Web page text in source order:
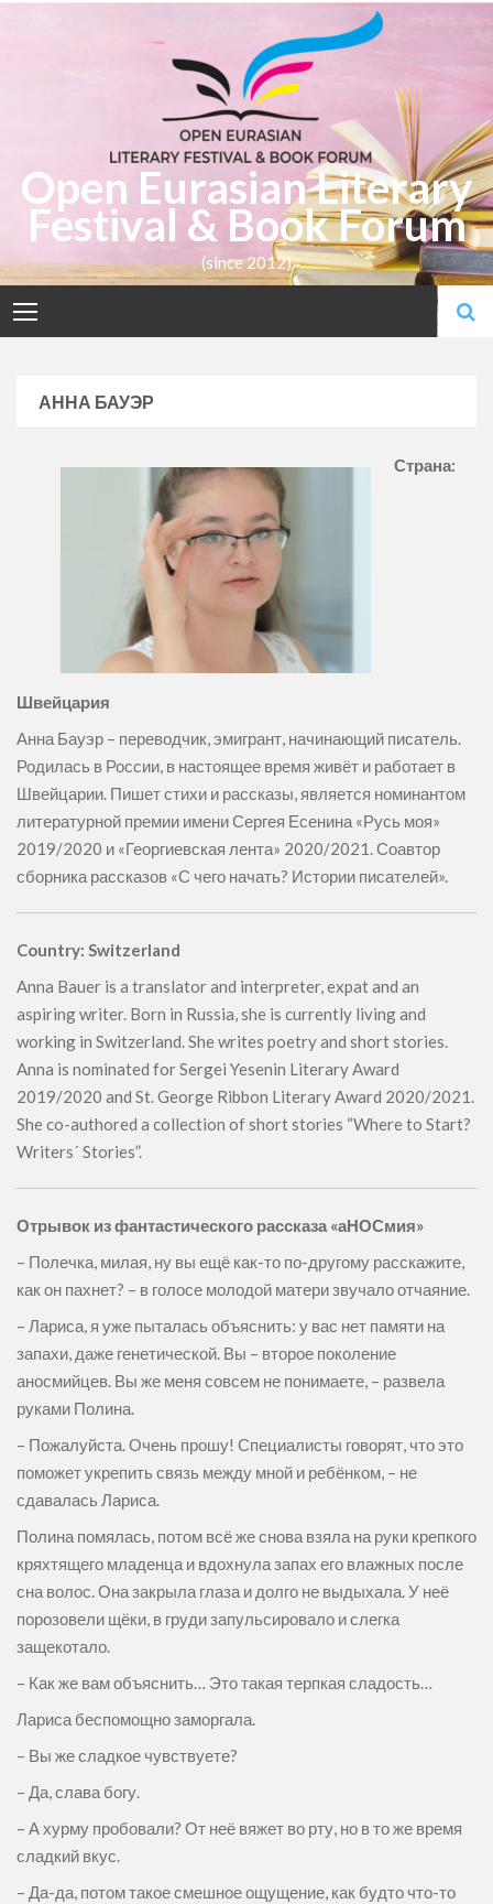
Open Eurasian Literary
Festival & Book Forum
(since 2012)
АННА БАУЭР
Страна:
Швейцария
Анна Бауэр – переводчик, эмигрант, начинающий писатель.
Родилась в России, в настоящее время живёт и работает в
Швейцарии. Пишет стихи и рассказы, является номинантом
литературной премии имени Сергея Есенина «Русь моя»
2019/2020 и «Георгиевская лента» 2020/2021. Соавтор
сборника рассказов «С чего начать? Истории писателей».
Country: Switzerland
Anna Bauer is a translator and interpreter, expat and an
aspiring writer. Born in Russia, she is currently living and
working in Switzerland. She writes poetry and short stories.
Anna is nominated for Sergei Yesenin Literary Award
2019/2020 and St. George Ribbon Literary Award 2020/2021.
She co-authored a collection of short stories “Where to Start?
Writers´ Stories”.
Отрывок из фантастического рассказа «аНОСмия»
– Полечка, милая, ну вы ещё как-то по-другому расскажите,
как он пахнет? – в голосе молодой матери звучало отчаяние.
– Лариса, я уже пыталась объяснить: у вас нет памяти на
запахи, даже генетической. Вы – второе поколение
аносмийцев. Вы же меня совсем не понимаете, – развела
руками Полина.
– Пожалуйста. Очень прошу! Специалисты говорят, что это
поможет укрепить связь между мной и ребёнком, – не
сдавалась Лариса.
Полина помялась, потом всё же снова взяла на руки крепкого
кряхтящего младенца и вдохнула запах его влажных после
сна волос. Она закрыла глаза и долго не выдыхала. У неё
порозовели щёки, в груди запульсировало и слегка
защекотало.
– Как же вам объяснить… Это такая терпкая сладость…
Лариса беспомощно заморгала.
– Вы же сладкое чувствуете?
– Да, слава богу.
– А хурму пробовали? От неё вяжет во рту, но в то же время
сладкий вкус.
– Да-да, потом такое смешное ощущение, как будто что-то